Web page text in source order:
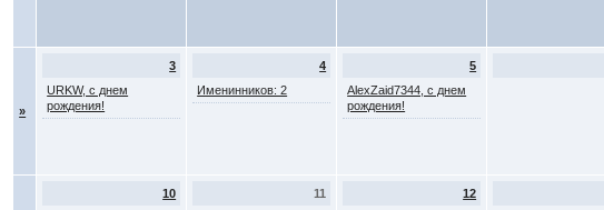
»
3
URKW, с днем
рождения!
4
Именинников: 2
5
AlexZaid7344, с днем
рождения!
10
11
12